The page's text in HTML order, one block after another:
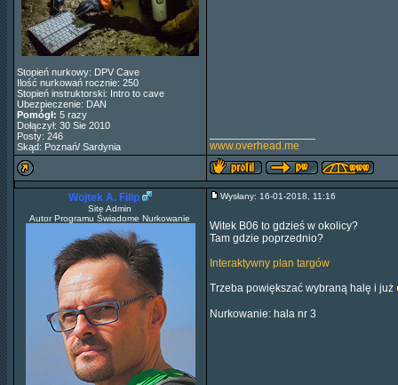
Stopień nurkowy: DPV Cave
Ilość nurkowań rocznie: 250
Stopień instruktorski: Intro to cave
Ubezpieczenie: DAN
Pomógł: 5 razy
Dołączył: 30 Sie 2010
Posty: 246
Skąd: Poznań/ Sardynia
www.overhead.me
Wojtek A. Filip
Site Admin
Autor Programu Świadome Nurkowanie
Wysłany: 16-01-2018, 11:16
Witek B06 to gdzieś w okolicy?
Tam gdzie poprzednio?
Interaktywny plan targów
Trzeba powiększać wybraną halę i już
Nurkowanie: hala nr 3